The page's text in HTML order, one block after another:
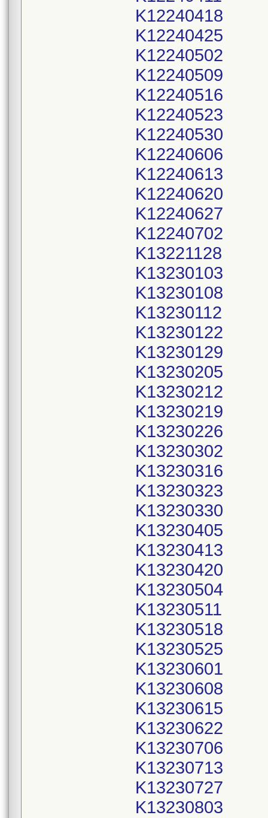
K12240418
K12240425
K12240502
K12240509
K12240516
K12240523
K12240530
K12240606
K12240613
K12240620
K12240627
K12240702
K13221128
K13230103
K13230108
K13230112
K13230122
K13230129
K13230205
K13230212
K13230219
K13230226
K13230302
K13230316
K13230323
K13230330
K13230405
K13230413
K13230420
K13230504
K13230511
K13230518
K13230525
K13230601
K13230608
K13230615
K13230622
K13230706
K13230713
K13230727
K13230803